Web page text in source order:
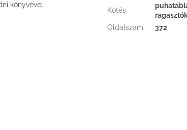
könyvével.
Kötés:
Oldalszám: 372